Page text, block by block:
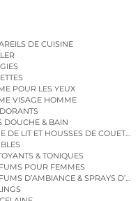
DE CUISINE
POUR LES YEUX
VISAGE HOMME
DOUCHE & BAIN
DE LIT ET HOUSSES DE COUETTE
& TONIQUES
POUR FEMMES
D’AMBIANCE & SPRAYS